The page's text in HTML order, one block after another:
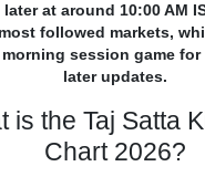
at around 10:00 AM
followed markets,
session game
later updates.
is the Taj Satta
Chart 2026?